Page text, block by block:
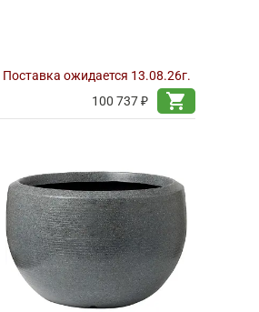
Поставка ожидается 13.08.26г.
100 737 ₽
shopping_cart